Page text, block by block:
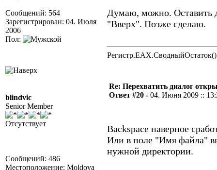
Сообщений: 564
Зарегистрирован: 04. Июля
2006
Пол:
Думаю, можно. Оставить
"Вверх". Позже сделаю.
Регистр.EAX.СводныйОстаток()
blindvic
Senior Member
Отсутствует
Сообщений: 486
Местоположение: Moldova
Re: Перехватить диалог
Ответ #20 - 04. Июня 2009 ::
Backspace наверное
Или в поле "Имя файла"
нужной директории.